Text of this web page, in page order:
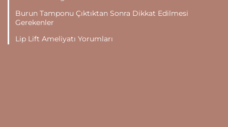
Burun Tamponu Çıktıktan Sonra Dikkat Edilmesi
Gerekenler
Lip Lift Ameliyatı Yorumları